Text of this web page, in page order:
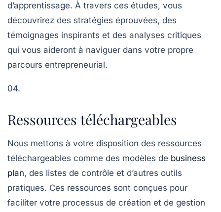
d’apprentissage. À travers ces études, vous
découvrirez des stratégies éprouvées, des
témoignages inspirants et des analyses critiques
qui vous aideront à naviguer dans votre propre
parcours entrepreneurial.
04.
Ressources téléchargeables
Nous mettons à votre disposition des ressources
téléchargeables comme des modèles de business
plan, des listes de contrôle et d’autres outils
pratiques. Ces ressources sont conçues pour
faciliter votre processus de création et de gestion